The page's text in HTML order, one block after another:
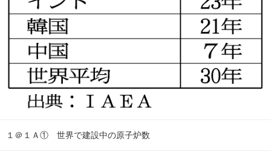
１＠１Ａ① 世界で建設中の原子炉数